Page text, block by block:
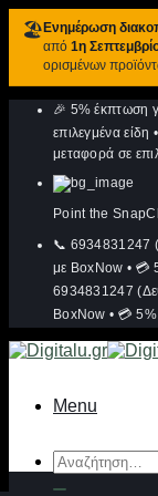
🏖️ Ενημέρωση
από 1η
ορισμένων
περιεχόμενο
🎉 5% έκπτωση
επιλεγμένα είδη •
μεταφορά σε
Point the
📞 6934831247
με BoxNow • 💳
6934831247
BoxNow • 💳
Menu
Αναζήτηση
για: